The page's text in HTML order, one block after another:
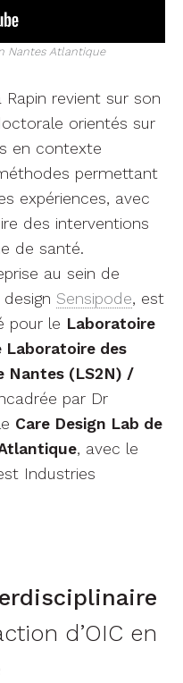
Nantes Atlantique
revient sur son
orientés sur
en contexte
permettant
expériences, avec
des interventions
de santé.
au sein de
design Sensipode, est
pour le Laboratoire
Laboratoire des
Nantes (LS2N) /
par Dr
Care Design Lab de
, avec le
Industries
d’OIC en